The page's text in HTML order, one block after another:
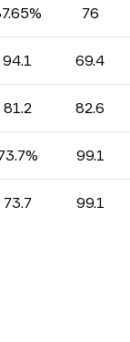
76
94.1 69.4
81.2 82.6
99.1
73.7 99.1